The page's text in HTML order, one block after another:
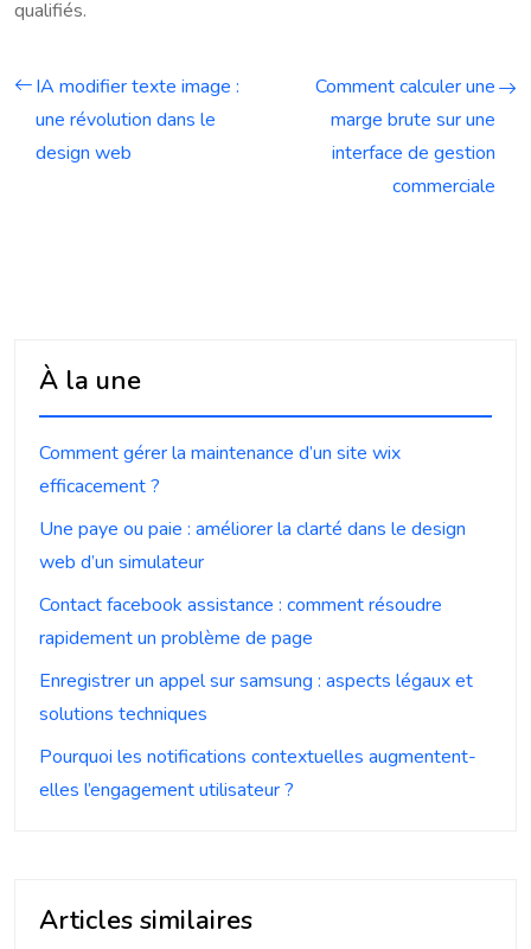
qualifiés.
IA modifier texte image :
une révolution dans le
design web
Comment calculer une
marge brute sur une
interface de gestion
commerciale
À la une
Comment gérer la maintenance d’un site wix
efficacement ?
Une paye ou paie : améliorer la clarté dans le design
web d’un simulateur
Contact facebook assistance : comment résoudre
rapidement un problème de page
Enregistrer un appel sur samsung : aspects légaux et
solutions techniques
Pourquoi les notifications contextuelles augmentent-
elles l’engagement utilisateur ?
Articles similaires